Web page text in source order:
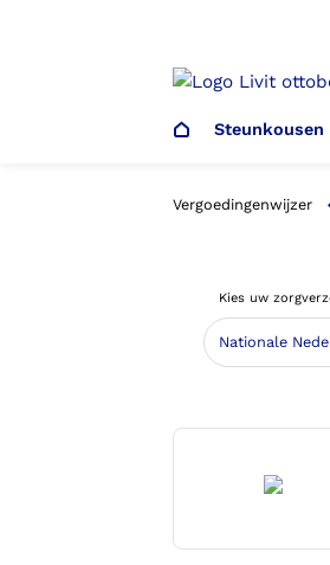
Steunkousen
Arm
Heup
Ambulo
schoenen
Vergoedingenwijzer
Kies uw